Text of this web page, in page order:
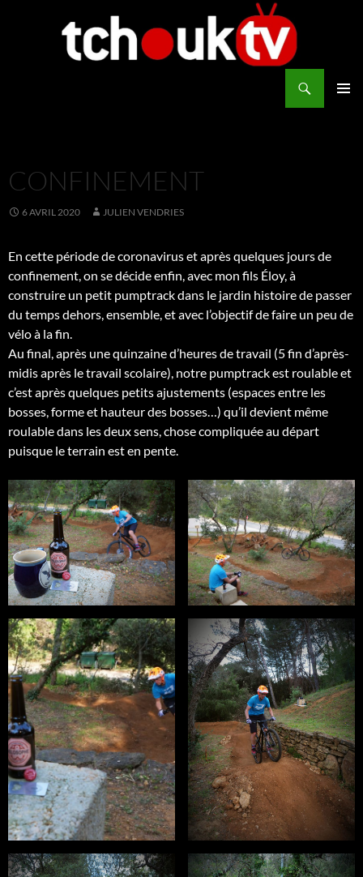
CONFINEMENT
6 AVRIL 2020 JULIEN VENDRIES
En cette période de coronavirus et après quelques jours de
confinement, on se décide enfin, avec mon fils Éloy, à
construire un petit pumptrack dans le jardin histoire de passer
du temps dehors, ensemble, et avec l’objectif de faire un peu de
vélo à la fin.
Au final, après une quinzaine d’heures de travail (5 fin d’après-
midis après le travail scolaire), notre pumptrack est roulable et
c’est après quelques petits ajustements (espaces entre les
bosses, forme et hauteur des bosses…) qu’il devient même
roulable dans les deux sens, chose compliquée au départ
puisque le terrain est en pente.